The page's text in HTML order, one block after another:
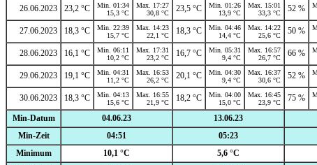
26.06.2023 23,2 °C
Min. 01:34
15,3 °C
Max. 17:27
30,8 °C
23,5 °C
Min. 01:26
13,9 °C
Max. 15:01
33,3 °C
52 %
27.06.2023 18,3 °C
Min. 22:39
15,7 °C
Max. 14:23
22,1 °C
18,3 °C
Min. 04:46
14,4 °C
Max. 14:22
25,6 °C
50 %
28.06.2023 16,1 °C
Min. 06:11
10,2 °C
Max. 17:31
23,2 °C
16,7 °C
Min. 05:31
9,4 °C
Max. 16:57
26,7 °C
66 %
29.06.2023 19,1 °C
Min. 04:31
11,2 °C
Max. 16:53
26,2 °C
20,1 °C
Min. 04:30
9,4 °C
Max. 16:37
30,6 °C
52 %
30.06.2023 18,3 °C
Min. 04:13
15,6 °C
Max. 16:55
21,9 °C
18,2 °C
Min. 04:00
15,0 °C
Max. 16:45
23,9 °C
75 %
Min-Datum 04.06.23 13.06.23
Min-Zeit
04:51 05:23
Minimum
10,1 °C 5,6 °C